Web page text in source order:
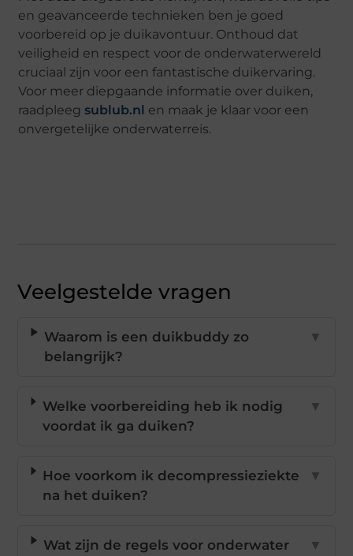
en geavanceerde technieken ben je goed
voorbereid op je duikavontuur. Onthoud dat
veiligheid en respect voor de onderwaterwereld
cruciaal zijn voor een fantastische duikervaring.
Voor meer diepgaande informatie over duiken,
raadpleegsublub.nl en maak je klaar voor een
onvergetelijke onderwaterreis.
Veelgestelde vragen
Waarom is een duikbuddy zo
belangrijk?
▼
Welke voorbereiding heb ik nodig
voordat ik ga duiken?
▼
Hoe voorkom ik decompressieziekte
na het duiken?
▼
Wat zijn de regels voor onderwater
▼